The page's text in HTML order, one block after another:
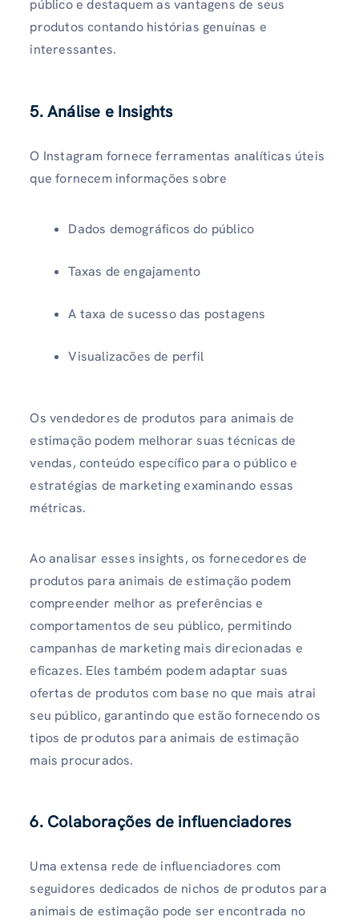
público e destaquem as vantagens de seus
produtos contando histórias genuínas e
interessantes.
5. Análise e Insights
O Instagram fornece ferramentas analíticas úteis
que fornecem informações sobre
Dados demográficos do público
Taxas de engajamento
A taxa de sucesso das postagens
Visualizacões de perfil
Os vendedores de produtos para animais de
estimação podem melhorar suas técnicas de
vendas, conteúdo específico para o público e
estratégias de marketing examinando essas
métricas.
Ao analisar esses insights, os fornecedores de
produtos para animais de estimação podem
compreender melhor as preferências e
comportamentos de seu público, permitindo
campanhas de marketing mais direcionadas e
eficazes. Eles também podem adaptar suas
ofertas de produtos com base no que mais atrai
seu público, garantindo que estão fornecendo os
tipos de produtos para animais de estimação
mais procurados.
6. Colaborações de influenciadores
Uma extensa rede de influenciadores com
seguidores dedicados de nichos de produtos para
animais de estimação pode ser encontrada no